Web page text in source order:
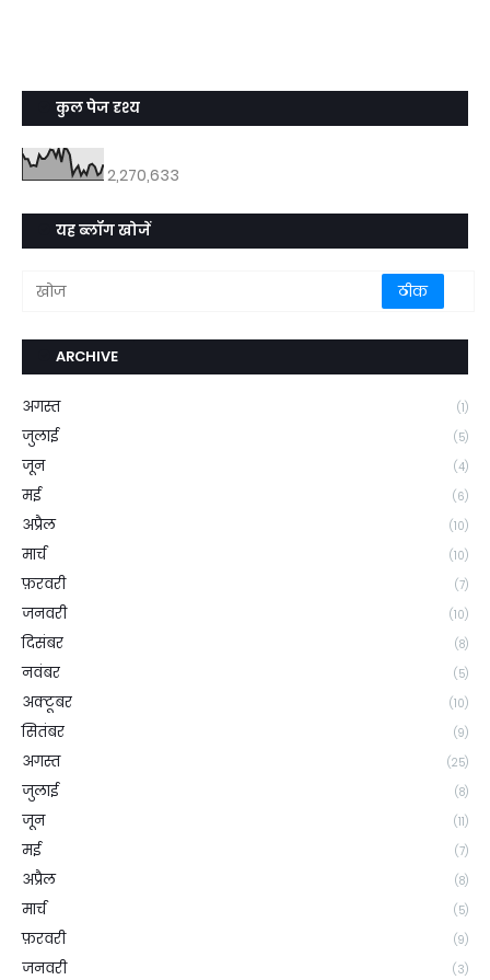
कुल पेज दृश्य
2,270,633
यह ब्लॉग खोजें
ARCHIVE
अगस्त (1)
जुलाई (5)
जून (4)
मई (6)
अप्रैल (10)
मार्च (10)
फ़रवरी (7)
जनवरी (10)
दिसंबर (8)
नवंबर (5)
अक्टूबर (10)
सितंबर (9)
अगस्त (25)
जुलाई (8)
जून (11)
मई (7)
अप्रैल (8)
मार्च (5)
फ़रवरी (9)
जनवरी (3)